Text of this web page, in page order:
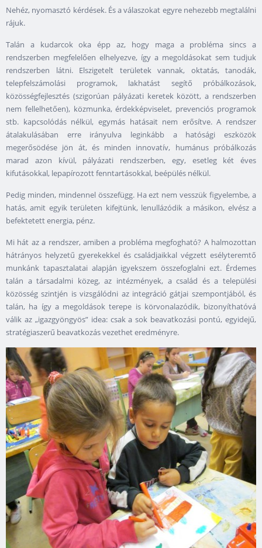
Nehéz, nyomasztó kérdések. És a válaszokat egyre nehezebb megtalálni
rájuk.
Talán a kudarcok oka épp az, hogy maga a probléma sincs a
rendszerben megfelelően elhelyezve, így a megoldásokat sem tudjuk
rendszerben látni. Elszigetelt területek vannak, oktatás, tanodák,
telepfelszámolási programok, lakhatást segítő próbálkozások,
közösségfejlesztés (szigorúan pályázati keretek között, a rendszerben
nem fellelhetően), közmunka, érdekképviselet, prevenciós programok
stb. kapcsolódás nélkül, egymás hatásait nem erősítve. A rendszer
átalakulásában erre irányulva leginkább a hatósági eszközök
megerősödése jön át, és minden innovatív, humánus próbálkozás
marad azon kívül, pályázati rendszerben, egy, esetleg két éves
kifutásokkal, lepapírozott fenntartásokkal, beépülés nélkül.
Pedig minden, mindennel összefügg. Ha ezt nem vesszük figyelembe, a
hatás, amit egyik területen kifejtünk, lenullázódik a másikon, elvész a
befektetett energia, pénz.
Mi hát az a rendszer, amiben a probléma megfogható? A halmozottan
hátrányos helyzetű gyerekekkel és családjaikkal végzett esélyteremtő
munkánk tapasztalatai alapján igyekszem összefoglalni ezt. Érdemes
talán a társadalmi közeg, az intézmények, a család és a települési
közösség szintjén is vizsgálódni az integráció gátjai szempontjából, és
talán, ha így a megoldások terepe is körvonalazódik, bizonyíthatóvá
válik az „igazgyöngyös” idea: csak a sok beavatkozási pontú, egyidejű,
stratégiaszerű beavatkozás vezethet eredményre.